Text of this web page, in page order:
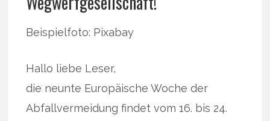
Beispielfoto: Pixabay
Hallo liebe Leser,
die neunte Europäische Woche der
Abfallvermeidung findet vom 16. bis 24.